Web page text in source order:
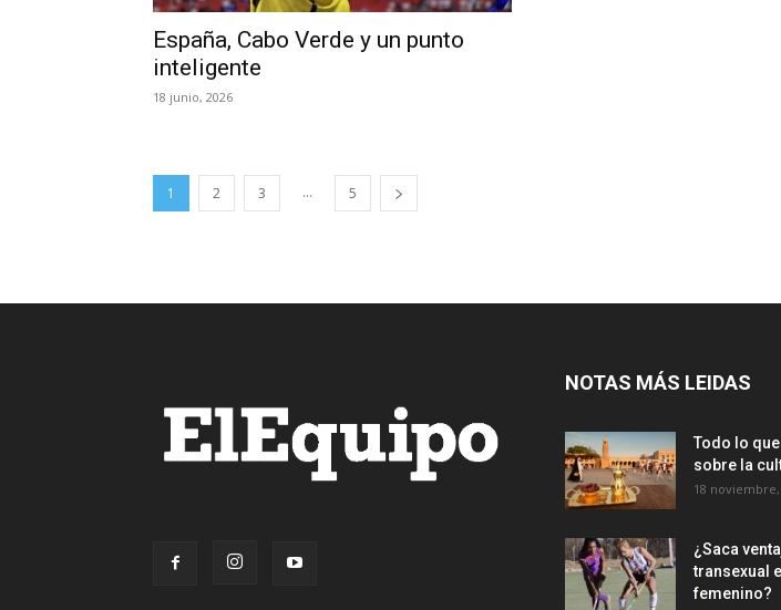
España, Cabo Verde y un punto
inteligente
18 junio, 2026
1 2 3 ... 5
NOTAS MÁS LEIDAS
Todo lo
sobre la
18 noviembre,
¿Saca
transexual
femenino?